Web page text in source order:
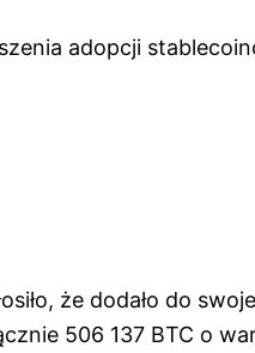
adopcji
że dodało do
506 137 BTC o